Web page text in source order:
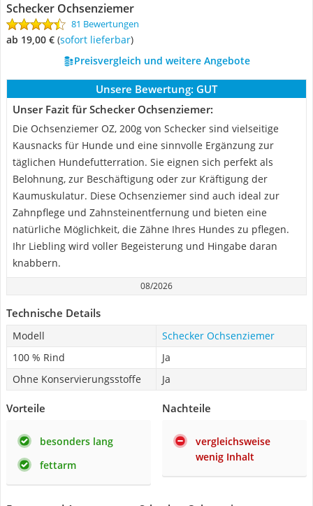
Schecker Ochsenziemer
81 Bewertungen
ab 19,00 € ( Sofort lieferbar)
Preisvergleich und weitere Angebote
Unsere Bewertung: GUT
Unser Fazit für Schecker Ochsenziemer:
Die Ochsenziemer OZ, 200g von Schecker sind vielseitige
Kausnacks für Hunde und eine sinnvolle Ergänzung zur
täglichen Hundefutterration. Sie eignen sich perfekt als
Belohnung, zur Beschäftigung oder zur Kräftigung der
Kaumuskulatur. Diese Ochsenziemer sind auch ideal zur
Zahnpflege und Zahnsteinentfernung und bieten eine
natürliche Möglichkeit, die Zähne Ihres Hundes zu pflegen.
Ihr Liebling wird voller Begeisterung und Hingabe daran
knabbern.
08/2026
Technische Details
Modell
Schecker Ochsenziemer
100 % Rind
Ja
Ohne Konservierungsstoffe
Ja
Vorteile
besonders lang
fettarm
Nachteile
vergleichsweise
wenig Inhalt